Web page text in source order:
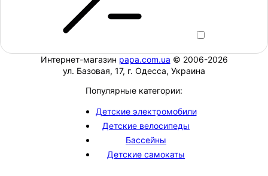
Интернет-магазин papa.com.ua © 2006-2026
ул. Базовая, 17, г. Одесса, Украина
Популярные категории:
Детские электромобили
Детские велосипеды
Бассейны
Детские самокаты